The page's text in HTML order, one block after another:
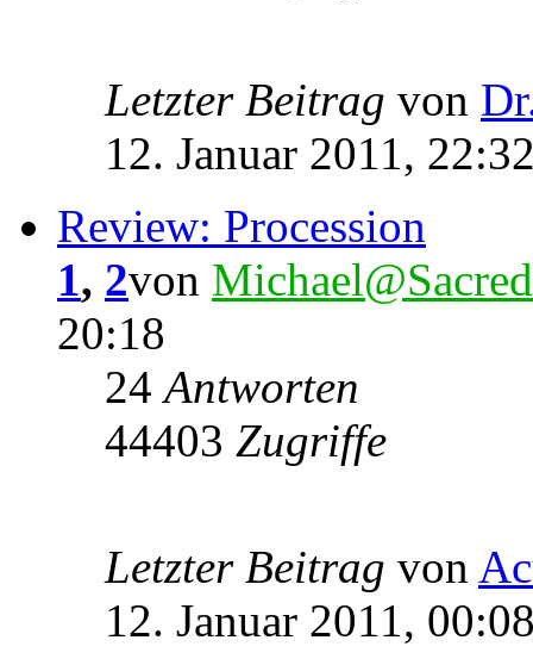
Letzter Beitrag von
12. Januar 2011,
Review: Procession
1, 2von
20:18
24Antworten
44403 Zugriffe
Letzter Beitrag von
12. Januar 2011,